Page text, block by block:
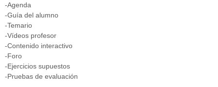
-Agenda
-Guía del alumno
-Temario
-Vídeos profesor
-Contenido interactivo
-Foro
-Ejercicios supuestos
-Pruebas de evaluación